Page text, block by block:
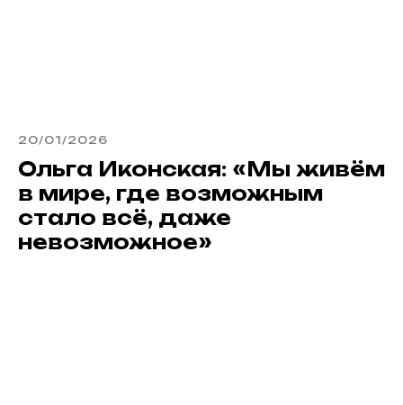
20/01/2026
Ольга Иконская: «Мы живём
в мире, где возможным
стало всё, даже
невозможное»